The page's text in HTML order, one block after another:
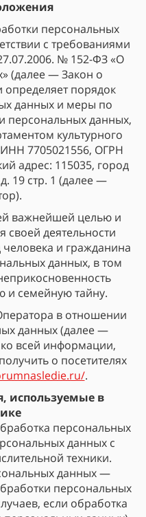
персональных
с требованиями
№ 152-ФЗ «О
(далее — Закон о
порядок
данных и меры по
персональных данных,
культурного
7705021556, ОГРН
адрес: 115035, город
19 стр. 1 (далее —
важнейшей целью и
своей деятельности
и гражданина
данных, в том
и семейную тайну.
в отношении
данных (далее —
всей информации,
о посетителях
.
используемые в
персональных
данных с
техники.
данных —
персональных
если обработка